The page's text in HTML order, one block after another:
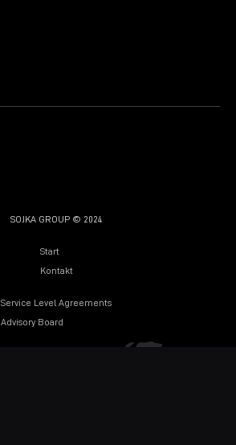
SOJKA GROUP © 2024
Start
Kontakt
Service Level Agreements
Advisory Board